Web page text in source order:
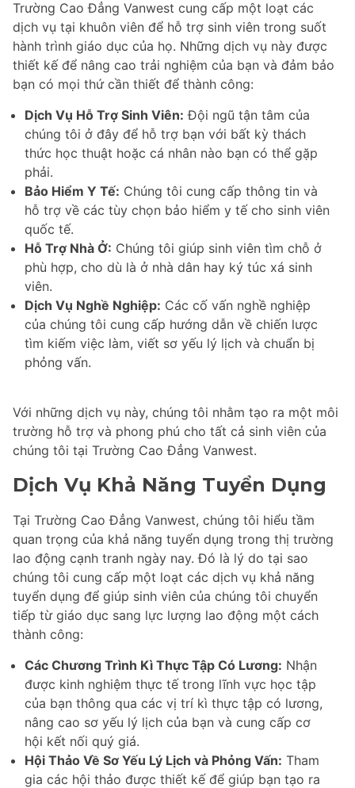
Trường Cao Đẳng Vanwest cung cấp một loạt các
dịch vụ tại khuôn viên để hỗ trợ sinh viên trong suốt
hành trình giáo dục của họ. Những dịch vụ này được
thiết kế để nâng cao trải nghiệm của bạn và đảm bảo
bạn có mọi thứ cần thiết để thành công:
Dịch Vụ Hỗ Trợ Sinh Viên: Đội ngũ tận tâm của
chúng tôi ở đây để hỗ trợ bạn với bất kỳ thách
thức học thuật hoặc cá nhân nào bạn có thể gặp
phải.
Bảo Hiểm Y Tế: Chúng tôi cung cấp thông tin và
hỗ trợ về các tùy chọn bảo hiểm y tế cho sinh viên
quốc tế.
Hỗ Trợ Nhà Ở: Chúng tôi giúp sinh viên tìm chỗ ở
phù hợp, cho dù là ở nhà dân hay ký túc xá sinh
viên.
Dịch Vụ Nghề Nghiệp: Các cố vấn nghề nghiệp
của chúng tôi cung cấp hướng dẫn về chiến lược
tìm kiếm việc làm, viết sơ yếu lý lịch và chuẩn bị
phỏng vấn.
Với những dịch vụ này, chúng tôi nhằm tạo ra một môi
trường hỗ trợ và phong phú cho tất cả sinh viên của
chúng tôi tại Trường Cao Đẳng Vanwest.
Dịch Vụ Khả Năng Tuyển Dụng
Tại Trường Cao Đẳng Vanwest, chúng tôi hiểu tầm
quan trọng của khả năng tuyển dụng trong thị trường
lao động cạnh tranh ngày nay. Đó là lý do tại sao
chúng tôi cung cấp một loạt các dịch vụ khả năng
tuyển dụng để giúp sinh viên của chúng tôi chuyển
tiếp từ giáo dục sang lực lượng lao động một cách
thành công:
Các Chương Trình Kì Thực Tập Có Lương: Nhận
được kinh nghiệm thực tế trong lĩnh vực học tập
của bạn thông qua các vị trí kì thực tập có lương,
nâng cao sơ yếu lý lịch của bạn và cung cấp cơ
hội kết nối quý giá.
Hội Thảo Về Sơ Yếu Lý Lịch và Phỏng Vấn: Tham
gia các hội thảo được thiết kế để giúp bạn tạo ra